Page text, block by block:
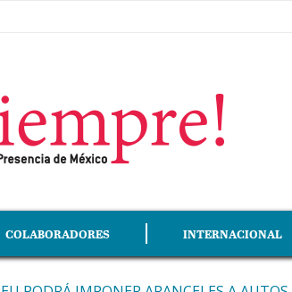
COLABORADORES INTERNACIONAL